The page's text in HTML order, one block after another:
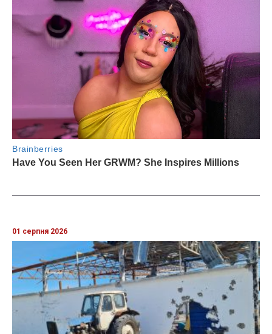
01 серпня 2026